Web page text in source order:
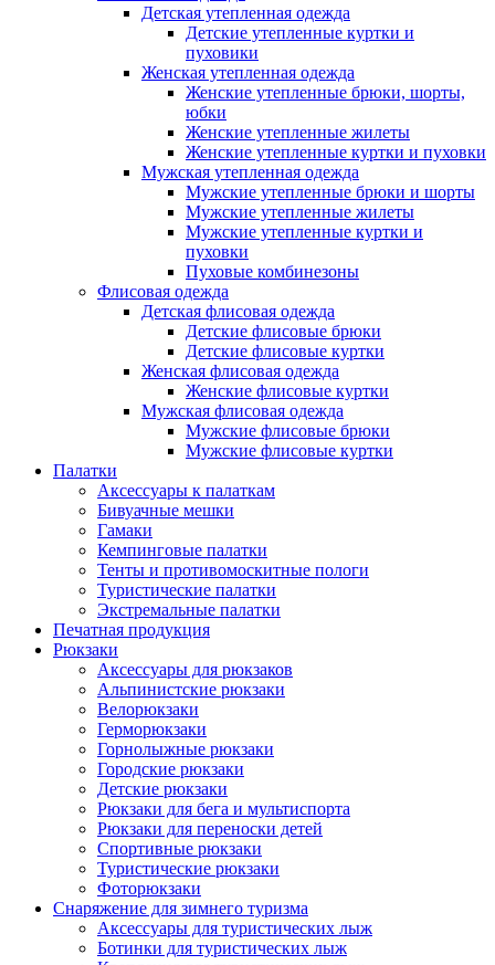
Детская утепленная одежда
Детские утепленные куртки и
пуховики
Женская утепленная одежда
Женские утепленные брюки, шорты,
юбки
Женские утепленные жилеты
Женские утепленные куртки и пуховки
Мужская утепленная одежда
Мужские утепленные брюки и шорты
Мужские утепленные жилеты
Мужские утепленные куртки и
пуховки
Пуховые комбинезоны
Флисовая одежда
Детская флисовая одежда
Детские флисовые брюки
Детские флисовые куртки
Женская флисовая одежда
Женские флисовые куртки
Мужская флисовая одежда
Мужские флисовые брюки
Мужские флисовые куртки
Палатки
Аксессуары к палаткам
Бивуачные мешки
Гамаки
Кемпинговые палатки
Тенты и противомоскитные пологи
Туристические палатки
Экстремальные палатки
Печатная продукция
Рюкзаки
Аксессуары для рюкзаков
Альпинистские рюкзаки
Велорюкзаки
Герморюкзаки
Горнолыжные рюкзаки
Городские рюкзаки
Детские рюкзаки
Рюкзаки для бега и мультиспорта
Рюкзаки для переноски детей
Спортивные рюкзаки
Туристические рюкзаки
Фоторюкзаки
Снаряжение для зимнего туризма
Аксессуары для туристических лыж
Ботинки для туристических лыж